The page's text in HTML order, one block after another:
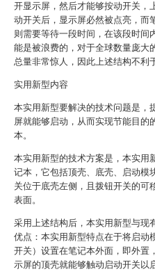
开显示屏，然后才能够按动开关，
动开关后，显示屏必然被点亮，而
则需要等待一段时间，在该段时间
能是被浪费的，对于全球数量庞大
总量非常惊人，因此上述结构不利
实用新型内容
本实用新型要解决的技术问题是，
屏就能够启动，从而实现节能目的
本。
本实用新型的技术方案是，本实用
记本，它包括顶壳、底壳、启动模
关位于底壳左侧，且拨钮开关的可
表面。
采用上述结构后，本实用新型与现
优点：本实用新型特点在于将启动
开关）设置在笔记本外面，即外置
示屏的顶壳就能够触动启动开关以